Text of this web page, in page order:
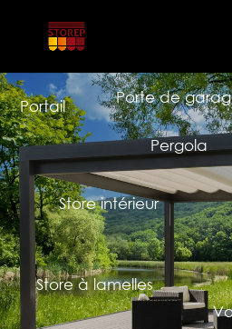
Portail
Porte de
Pergola
Store intérieur
Store à lamelles